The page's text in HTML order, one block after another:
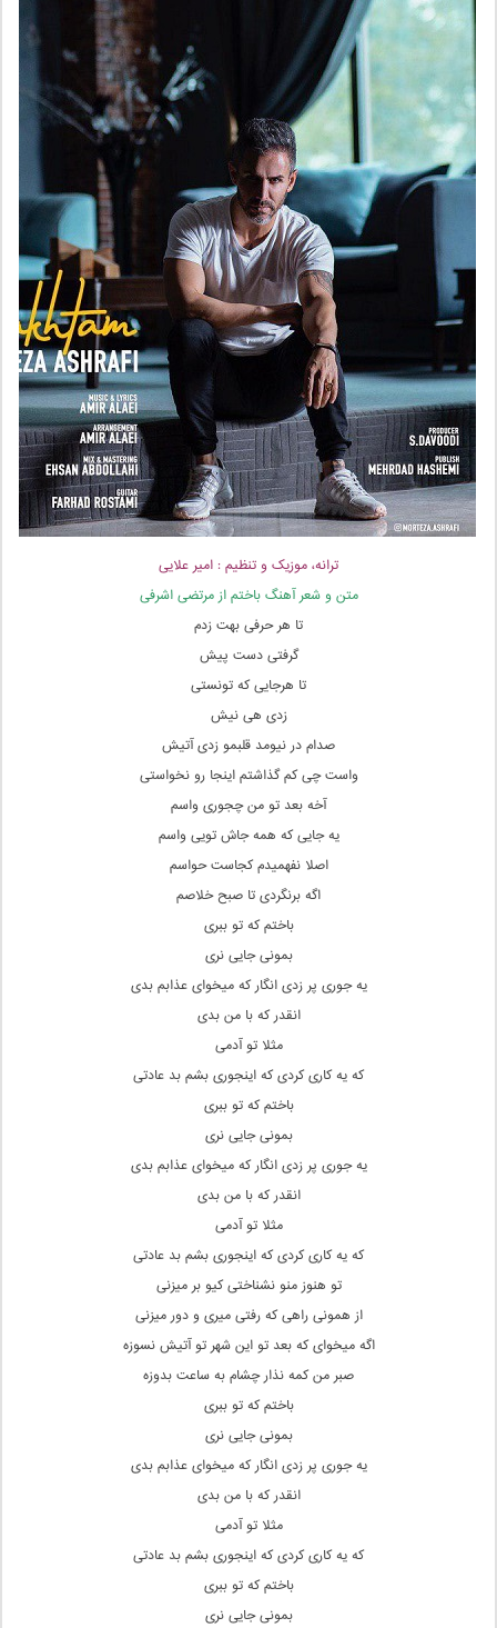
ترانه، موزیک و تنظیم : امیر علایی
متن و شعر آهنگ باختم از مرتضی اشرفی
تا هر حرفی بهت زدم
گرفتی دست پیش
تا هرجایی که تونستی
زدی هی نیش
صدام در نیومد قلبمو زدی آتیش
واست چی کم گذاشتم اینجا رو نخواستی
آخه بعد تو من چجوری واسم
یه جایی که همه جاش تویی واسم
اصلا نفهمیدم کجاست حواسم
اگه برنگردی تا صبح خلاصم
باختم که تو ببری
بمونی جایی نری
یه جوری پر زدی انگار که میخوای عذابم بدی
انقدر که با من بدی
مثلا تو آدمی
که یه کاری کردی که اینجوری بشم بد عادتی
باختم که تو ببری
بمونی جایی نری
یه جوری پر زدی انگار که میخوای عذابم بدی
انقدر که با من بدی
مثلا تو آدمی
که یه کاری کردی که اینجوری بشم بد عادتی
تو هنوز منو نشناختی کیو بر میزنی
از همونی راهی که رفتی میری و دور میزنی
اگه میخوای که بعد تو این شهر تو آتیش نسوزه
صبر من کمه نذار چشام به ساعت بدوزه
باختم که تو ببری
بمونی جایی نری
یه جوری پر زدی انگار که میخوای عذابم بدی
انقدر که با من بدی
مثلا تو آدمی
که یه کاری کردی که اینجوری بشم بد عادتی
باختم که تو ببری
بمونی جایی نری